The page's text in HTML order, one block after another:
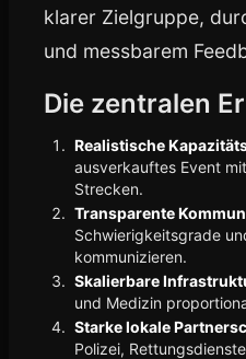
klarer Zielgruppe,
und messbarem
Die zentralen
Realistische
ausverkauftes Event
Strecken.
Transparente
Schwierigkeitsgrade
kommunizieren.
Skalierbare
und Medizin
Starke lokale
Polizei,